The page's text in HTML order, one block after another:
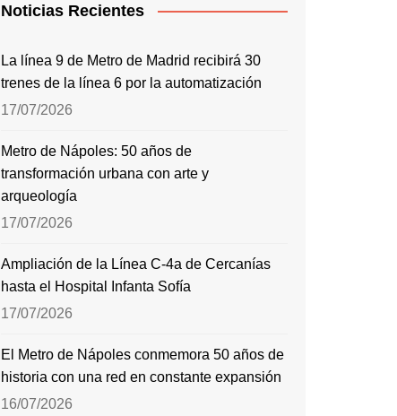
Noticias Recientes
La línea 9 de Metro de Madrid recibirá 30
trenes de la línea 6 por la automatización
17/07/2026
Metro de Nápoles: 50 años de
transformación urbana con arte y
arqueología
17/07/2026
Ampliación de la Línea C-4a de Cercanías
hasta el Hospital Infanta Sofía
17/07/2026
El Metro de Nápoles conmemora 50 años de
historia con una red en constante expansión
16/07/2026